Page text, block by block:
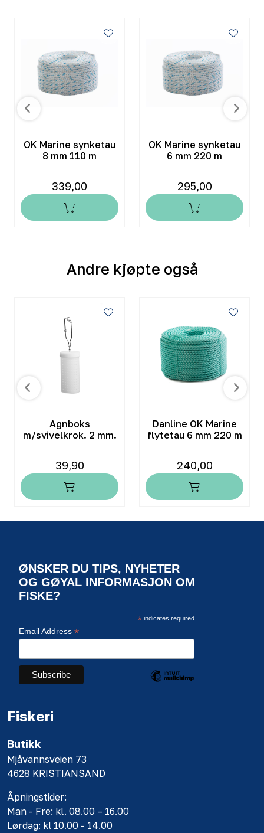
OK Marine synketau
8 mm 110 m
339,00
OK Marine synketau
6 mm 220 m
295,00
Andre kjøpte også
Agnboks
m/svivelkrok. 2 mm.
39,90
Danline OK Marine
flytetau 6 mm 220 m
240,00
ØNSKER DU TIPS, NYHETER
OG GØYAL INFORMASJON OM
FISKE?
*indicates required
Email Address *
Fiskeri
Butikk
Mjåvannsveien 73
4628 KRISTIANSAND
Åpningstider:
Man - Fre: kl. 08.00 – 16.00
Lørdag: kl 10.00 - 14.00